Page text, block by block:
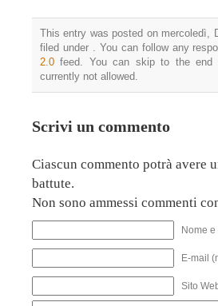
This entry was posted on mercoledì,
filed under . You can follow any
2.0 feed. You can skip to the end
currently not allowed.
Scrivi un commento
Ciascun commento potrà avere
battute.
Non sono ammessi commenti
Nome
E-mail
Sito